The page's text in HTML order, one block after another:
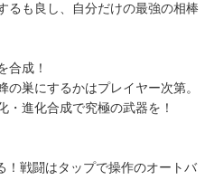
るも良し、自分だけの最強の相棒
合成！
巣にするかはプレイヤー次第。
・進化合成で究極の武器を！
！戦闘はタップで操作のオートバ